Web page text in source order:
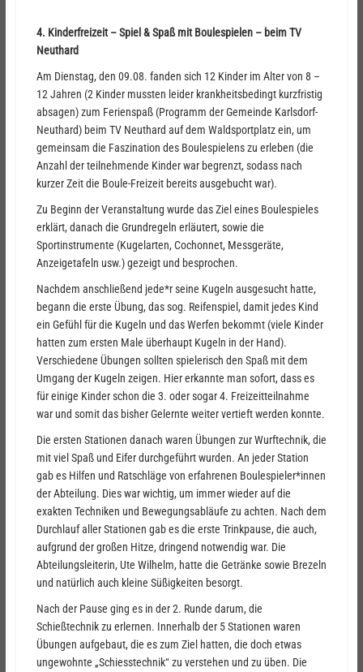
4. Kinderfreizeit – Spiel & Spaß mit Boulespielen – beim TV
Neuthard
Am Dienstag, den 09.08. fanden sich 12 Kinder im Alter von 8 –
12 Jahren (2 Kinder mussten leider krankheitsbedingt kurzfristig
absagen) zum Ferienspaß (Programm der Gemeinde Karlsdorf-
Neuthard) beim TV Neuthard auf dem Waldsportplatz ein, um
gemeinsam die Faszination des Boulespielens zu erleben (die
Anzahl der teilnehmende Kinder war begrenzt, sodass nach
kurzer Zeit die Boule-Freizeit bereits ausgebucht war).
Zu Beginn der Veranstaltung wurde das Ziel eines Boulespieles
erklärt, danach die Grundregeln erläutert, sowie die
Sportinstrumente (Kugelarten, Cochonnet, Messgeräte,
Anzeigetafeln usw.) gezeigt und besprochen.
Nachdem anschließend jede*r seine Kugeln ausgesucht hatte,
begann die erste Übung, das sog. Reifenspiel, damit jedes Kind
ein Gefühl für die Kugeln und das Werfen bekommt (viele Kinder
hatten zum ersten Male überhaupt Kugeln in der Hand).
Verschiedene Übungen sollten spielerisch den Spaß mit dem
Umgang der Kugeln zeigen. Hier erkannte man sofort, dass es
für einige Kinder schon die 3. oder sogar 4. Freizeitteilnahme
war und somit das bisher Gelernte weiter vertieft werden konnte.
Die ersten Stationen danach waren Übungen zur Wurftechnik, die
mit viel Spaß und Eifer durchgeführt wurden. An jeder Station
gab es Hilfen und Ratschläge von erfahrenen Boulespieler*innen
der Abteilung. Dies war wichtig, um immer wieder auf die
exakten Techniken und Bewegungsabläufe zu achten. Nach dem
Durchlauf aller Stationen gab es die erste Trinkpause, die auch,
aufgrund der großen Hitze, dringend notwendig war. Die
Abteilungsleiterin, Ute Wilhelm, hatte die Getränke sowie Brezeln
und natürlich auch kleine Süßigkeiten besorgt.
Nach der Pause ging es in der 2. Runde darum, die
Schießtechnik zu erlernen. Innerhalb der 5 Stationen waren
Übungen aufgebaut, die es zum Ziel hatten, die doch etwas
ungewohnte „Schiesstechnik“ zu verstehen und zu üben. Die